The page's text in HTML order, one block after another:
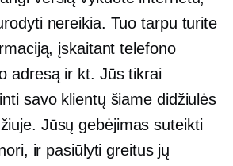
nereikia. Tuo tarpu turite
įskaitant telefono
adresą ir kt. Jūs tikrai
savo klientų šiame didžiulės
Jūsų gebėjimas suteikti
ir pasiūlyti greitus jų